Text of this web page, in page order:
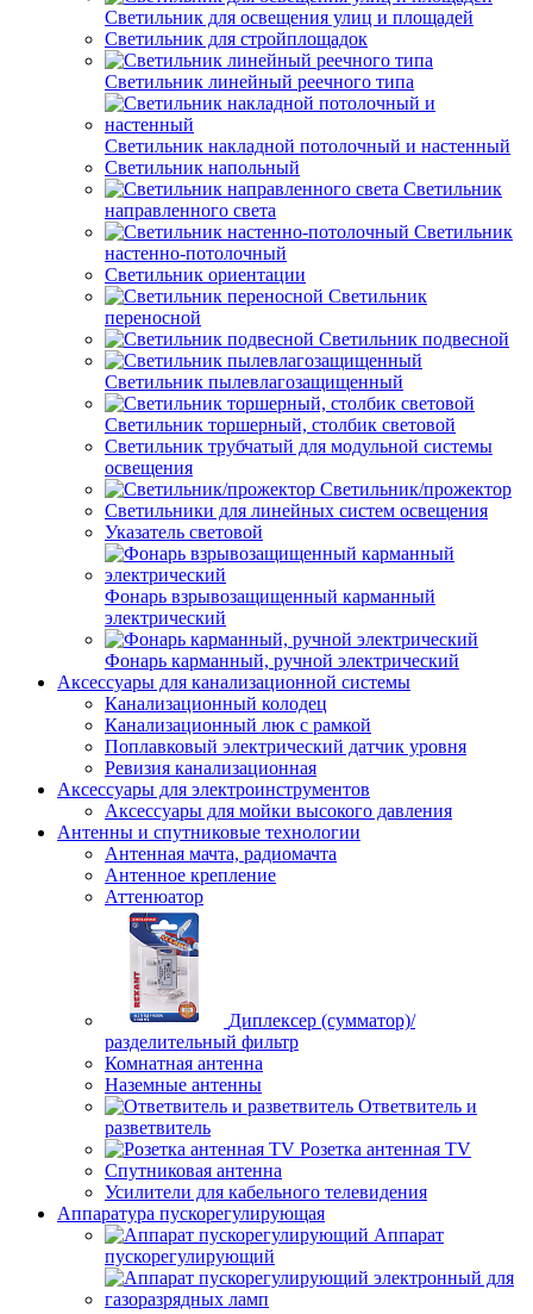
Светильник для освещения улиц и площадей
Светильник для стройплощадок
Светильник линейный реечного типа
Светильник накладной потолочный и настенный
Светильник напольный
Светильник
направленного света
Светильник
настенно-потолочный
Светильник ориентации
Светильник
переносной
Светильник подвесной
Светильник пылевлагозащищенный
Светильник торшерный, столбик световой
Светильник трубчатый для модульной системы
освещения
Светильник/прожектор
Светильники для линейных систем освещения
Указатель световой
Фонарь взрывозащищенный карманный
электрический
Фонарь карманный, ручной электрический
Аксессуары для канализационной системы
Канализационный колодец
Канализационный люк с рамкой
Поплавковый электрический датчик уровня
Ревизия канализационная
Аксессуары для электроинструментов
Аксессуары для мойки высокого давления
Антенны и спутниковые технологии
Антенная мачта, радиомачта
Антенное крепление
Аттенюатор
Диплексер (сумматор)/
разделительный фильтр
Комнатная антенна
Наземные антенны
Ответвитель и
разветвитель
Розетка антенная TV
Спутниковая антенна
Усилители для кабельного телевидения
Аппаратура пускорегулирующая
Аппарат
пускорегулирующий